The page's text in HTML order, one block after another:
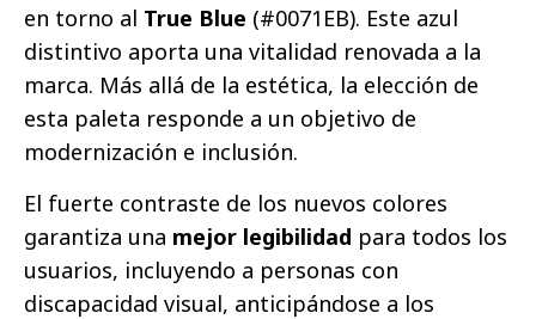
en torno al True Blue (#0071EB). Este azul
distintivo aporta una vitalidad renovada a la
marca. Más allá de la estética, la elección de
esta paleta responde a un objetivo de
modernización e inclusión.
El fuerte contraste de los nuevos colores
garantiza una mejor legibilidad para todos los
usuarios, incluyendo a personas con
discapacidad visual, anticipándose a los